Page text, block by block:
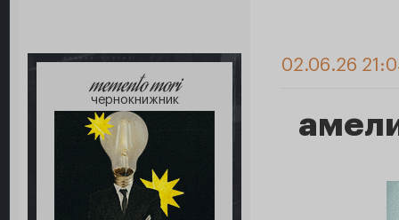
memento mori
чернокнижник
02.06.26